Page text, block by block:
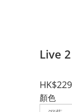
Live
顏色